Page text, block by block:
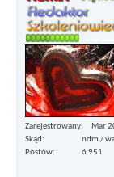
Zarejestrowany
Mar
Skąd
ndm /
Postów
6 951